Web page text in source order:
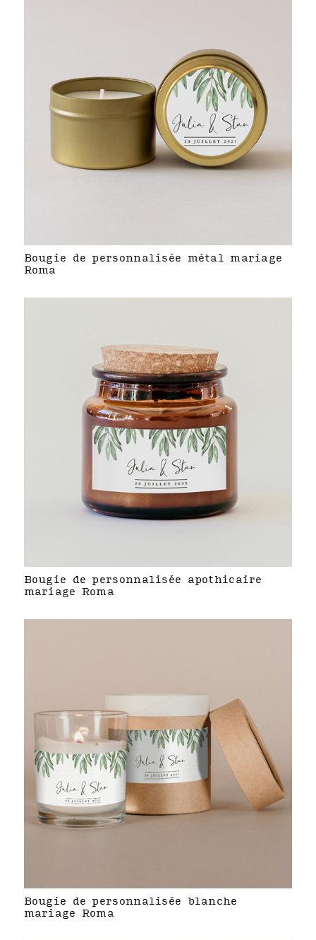
Bougie de personnalisée métal mariage
Roma
Bougie de personnalisée apothicaire
mariage Roma
Bougie de personnalisée blanche
mariage Roma